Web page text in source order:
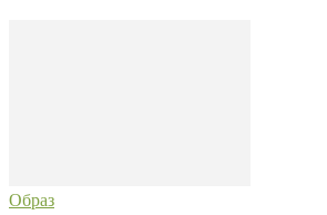
Образ